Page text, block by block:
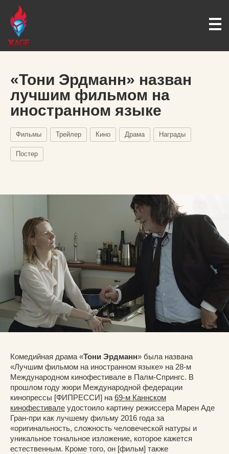
«Тони Эрдманн» назван
лучшим фильмом на
иностранном языке
Фильмы Трейлер Кино Драма Награды
Постер
Комедийная драма «Тони Эрдманн» была названа
«Лучшим фильмом на иностранном языке» на 28-м
Международном кинофестивале в Палм-Спрингс. В
прошлом году жюри Международной федерации
кинопрессы [ФИПРЕССИ] на69-м Каннском
кинофестивале удостоило картину режиссера Марен Аде
Гран-при как лучшему фильму 2016 года за
«оригинальность, сложность человеческой натуры и
уникальное тональное изложение, которое кажется
естественным. Кроме того, он [фильм] также